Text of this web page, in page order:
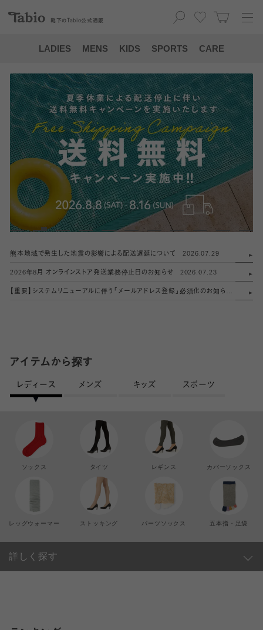
靴下の Tabio公式通販
LADIES MENS KIDS SPORTS CARE
熊本地域で発生した地震の影響による配送遅延について 2026.07.29
2026年8月 オンラインストア発送業務停止日のお知らせ 2026.07.23
【重要】システムリニューアルに伴う「メールアドレス登録」必須化のお知らせ
アイテムから探す
レディース メンズ キッズ スポーツ
ソックス タイツ レギンス カバーソックス
レッグウォーマー ストッキング パーツソックス 五本指・足袋
詳しく探す